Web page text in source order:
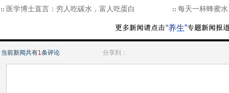
医学博士直言：穷人吃碳水，富人吃蛋白
每天一杯蜂蜜
“养生”
当前新闻共有1条评论 分享到：